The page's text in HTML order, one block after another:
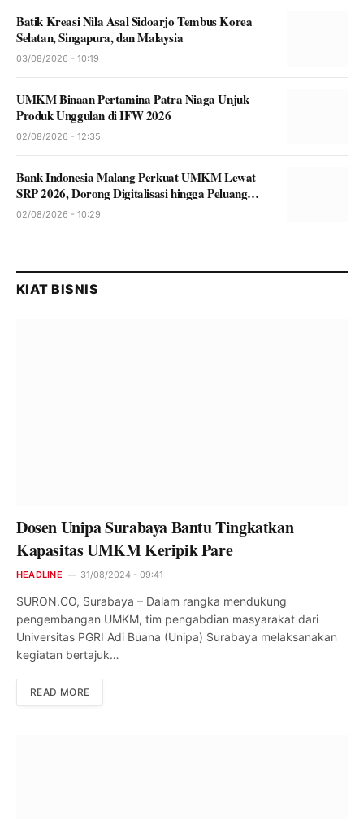
Batik Kreasi Nila Asal Sidoarjo Tembus Korea
Selatan, Singapura, dan Malaysia
03/08/2026 - 10:19
UMKM Binaan Pertamina Patra Niaga Unjuk
Produk Unggulan di IFW 2026
02/08/2026 - 12:35
Bank Indonesia Malang Perkuat UMKM Lewat
SRP 2026, Dorong Digitalisasi hingga Peluang
Ekspor
02/08/2026 - 10:29
KIAT BISNIS
Dosen Unipa Surabaya Bantu Tingkatkan
Kapasitas UMKM Keripik Pare
HEADLINE 31/08/2024 - 09:41
SURON.CO, Surabaya – Dalam rangka mendukung
pengembangan UMKM, tim pengabdian masyarakat dari
Universitas PGRI Adi Buana (Unipa) Surabaya melaksanakan
kegiatan bertajuk…
READ MORE